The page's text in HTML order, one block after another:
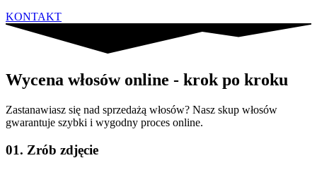
KONTAKT
Wycena włosów online - krok po kroku
Zastanawiasz się nad sprzedażą włosów? Nasz skup włosów
gwarantuje szybki i wygodny proces online.
01. Zrób zdjęcie